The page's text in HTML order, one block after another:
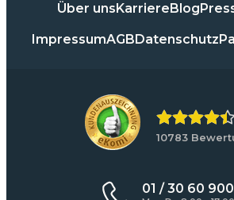
Über unsKarriereBlog
ImpressumAGBDatenschutz
10783
01 / 30 60